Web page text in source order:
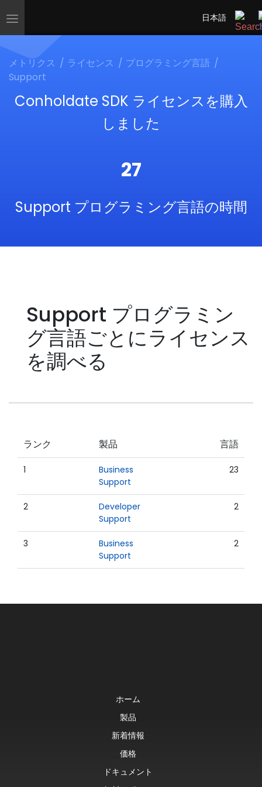
Toggle
日本語
メトリクス ライセンス
プログラミング言語
Support
Conholdate SDK ライセンスを購入
しました
27
Support プログラミング言語の時間
Support プログラミン
グ言語ごとにライセンス
を調べる
ランク 製品 言語
1
Business
Support
23
2
Developer
Support
2
3
Business
Support
2
ホーム
製品
新着情報
価格
ドキュメント